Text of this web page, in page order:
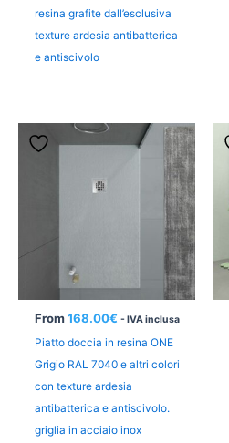
resina grafite dall’esclusiva
texture ardesia antibatterica
e antiscivolo
From 168.00€ - IVA inclusa
Piatto doccia in resina ONE
Grigio RAL 7040 e altri colori
con texture ardesia
antibatterica e antiscivolo.
griglia in acciaio inox